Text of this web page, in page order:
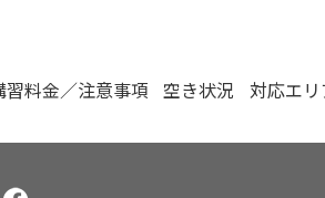
習料金／注意事項 空き状況 対応エリ